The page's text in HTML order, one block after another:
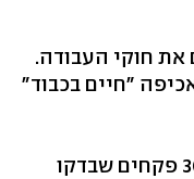
את חוקי העבודה.
"חיים בכבוד"
במסגרת המבצע, שלח התמ"ת 300 פקחים שבדקו